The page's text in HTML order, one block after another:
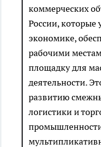
коммерческих
России, которые
экономике,
рабочими
площадку для
деятельности.
развитию
логистики и